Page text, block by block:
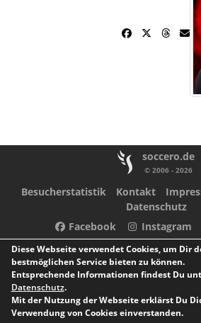
soccero.de
© 2006 - 2026
Besucherstatistik Kontakt
Datenschutz
Facebook
Instagram
Diese Webseite verwendet Cookies, um Dir
bestmöglichen Service bieten zu können.
Entsprechende Informationen findest Du
Datenschutz.
Mit der Nutzung der Webseite erklärst Du
Verwendung von Cookies einverstanden.